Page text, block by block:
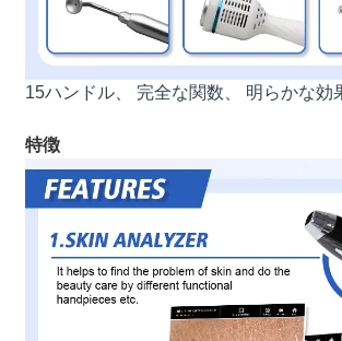
15ハンドル、 完全な関数、 明らかな効
特徴